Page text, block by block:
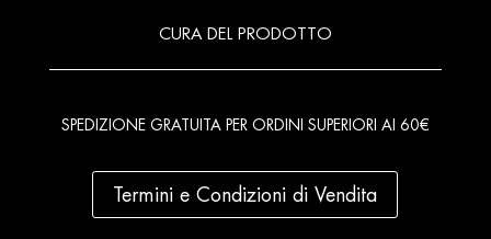
CURA DEL PRODOTTO
SPEDIZIONE GRATUITA PER ORDINI SUPERIORI AI 60€
Termini e Condizioni di Vendita